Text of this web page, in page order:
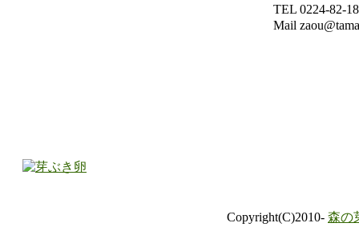
TEL 0224-82-
Mail
Copyright(C)2010- 森の